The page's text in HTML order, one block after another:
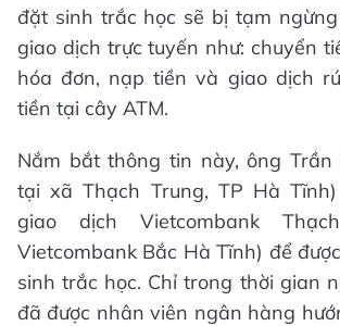
đặt sinh trắc học sẽ bị tạm
giao dịch trực tuyến như: chuyển
hóa đơn, nạp tiền và giao dịch
tiền tại cây ATM.
Nắm bắt thông tin này, ông
tại xã Thạch Trung, TP Hà
giao dịch Vietcombank
Vietcombank Bắc Hà Tĩnh) để
sinh trắc học. Chỉ trong thời gian
đã được nhân viên ngân hàng